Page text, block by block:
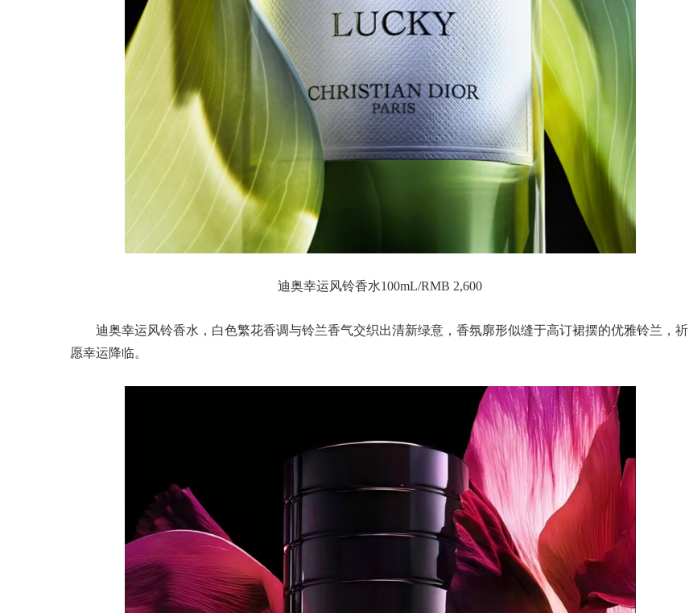
迪奥幸运风铃香水100mL/RMB 2,600
迪奥幸运风铃香水，白色繁花香调与铃兰香气交织出清新绿意，香氛廓形似缝于高订裙摆的优雅铃兰，祈
愿幸运降临。